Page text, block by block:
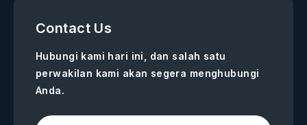
Contact Us
Hubungi kami hari ini, dan salah satu
perwakilan kami akan segera menghubungi
Anda.